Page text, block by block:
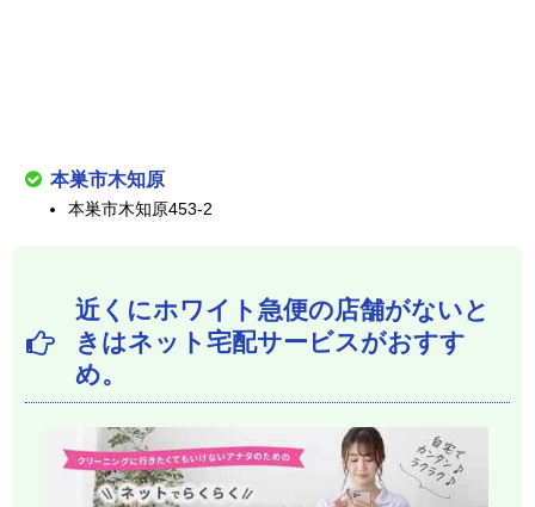
本巣市木知原
本巣市木知原453-2
近くにホワイト急便の店舗がないと
きはネット宅配サービスがおすす
め。